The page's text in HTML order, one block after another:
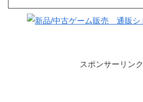
スポンサーリンク